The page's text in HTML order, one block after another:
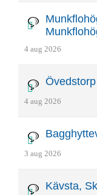
4 aug 2026
4 aug 2026
3 aug 2026
Kävsta,